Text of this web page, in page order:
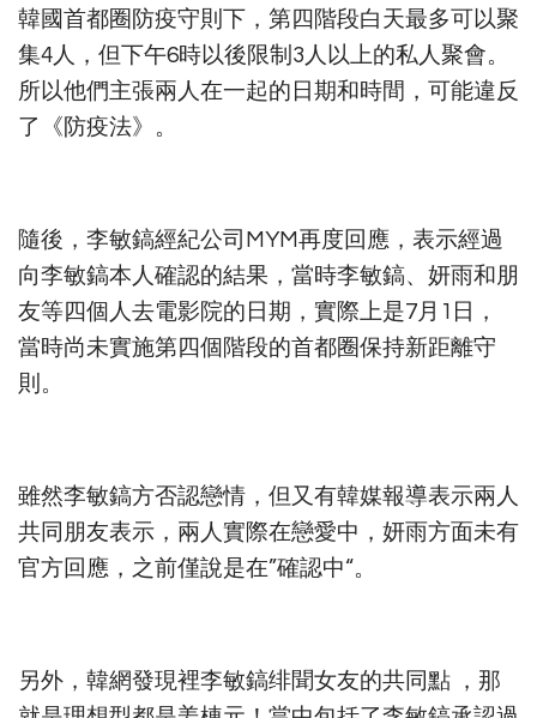
韓國首都圈防疫守則下，第四階段白天最多可以聚
集4人，但下午6時以後限制3人以上的私人聚會。
所以他們主張兩人在一起的日期和時間，可能違反
了《防疫法》。
隨後，李敏鎬經紀公司MYM再度回應，表示經過
向李敏鎬本人確認的結果，當時李敏鎬、妍雨和朋
友等四個人去電影院的日期，實際上是7月1日，
當時尚未實施第四個階段的首都圈保持新距離守
則。
雖然李敏鎬方否認戀情，但又有韓媒報導表示兩人
共同朋友表示，兩人實際在戀愛中，妍雨方面未有
官方回應，之前僅說是在”確認中“。
另外，韓網發現裡李敏鎬绯聞女友的共同點 ，那